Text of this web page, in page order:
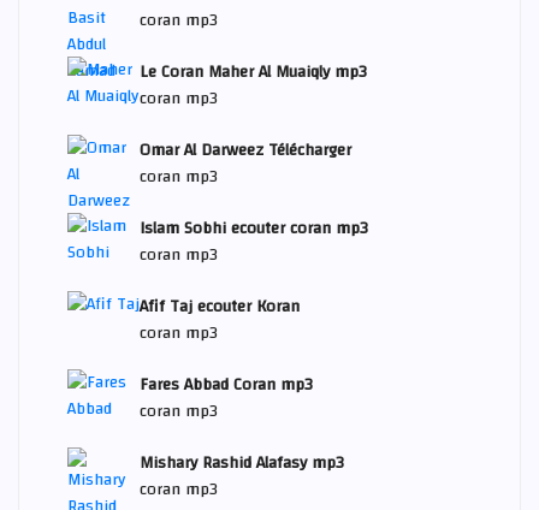
coran mp3
Le Coran Maher Al Muaiqly mp3
coran mp3
Omar Al Darweez Télécharger
coran mp3
Islam Sobhi ecouter coran mp3
coran mp3
Afif Taj ecouter Koran
coran mp3
Fares Abbad Coran mp3
coran mp3
Mishary Rashid Alafasy mp3
coran mp3